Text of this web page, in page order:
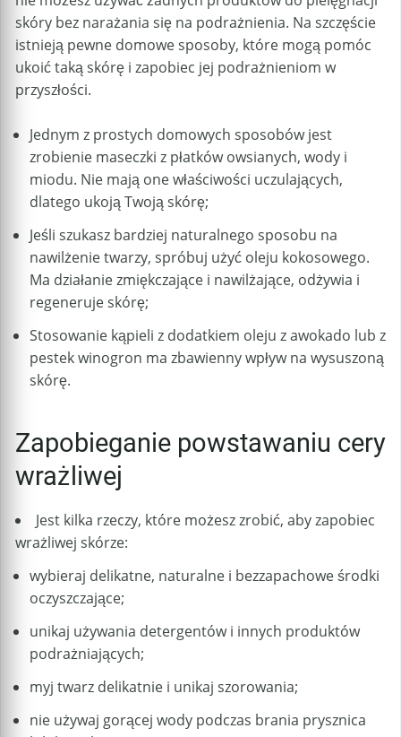
skóry bez narażania się na podrażnienia. Na szczęście
istnieją pewne domowe sposoby, które mogą pomóc
ukoić taką skórę i zapobiec jej podrażnieniom w
przyszłości.
Jednym z prostych domowych sposobów jest
zrobienie maseczki z płatków owsianych, wody i
miodu. Nie mają one właściwości uczulających,
dlatego ukoją Twoją skórę;
Jeśli szukasz bardziej naturalnego sposobu na
nawilżenie twarzy, spróbuj użyć oleju kokosowego.
Ma działanie zmiękczające i nawilżające, odżywia i
regeneruje skórę;
Stosowanie kąpieli z dodatkiem oleju z awokado lub z
pestek winogron ma zbawienny wpływ na wysuszoną
skórę.
Zapobieganie powstawaniu cery
wrażliwej
Jest kilka rzeczy, które możesz zrobić, aby zapobiec
wrażliwej skórze:
wybieraj delikatne, naturalne i bezzapachowe środki
oczyszczające;
unikaj używania detergentów i innych produktów
podrażniających;
myj twarz delikatnie i unikaj szorowania;
nie używaj gorącej wody podczas brania prysznica